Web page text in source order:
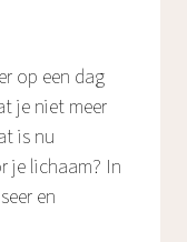
op een dag
je niet meer
is nu
je lichaam? In
en